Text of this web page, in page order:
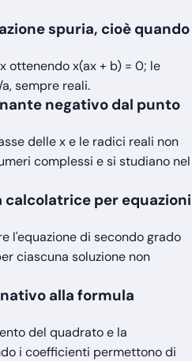
spuria, cioè quando
ottenendo x(ax + b) = 0; le
sempre reali.
negativo dal punto
delle x e le radici reali non
complessi e si studiano nel
calcolatrice per equazioni
l'equazione di secondo grado
ciascuna soluzione non
alla formula
del quadrato e la
i coefficienti permettono di